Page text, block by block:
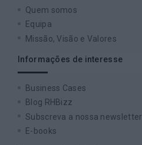
Quem somos
Equipa
Missão, Visão e Valores
Informações de interesse
Business Cases
Blog RHBizz
Subscreva a nossa newsletter
E-books